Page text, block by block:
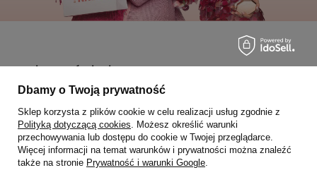
Moje zamówienia
Status zamówienia
Śledzenie przesyłki
Chcę zareklamować produkt
Chcę zwrócić produkt
Dbamy o Twoją prywatność
Sklep korzysta z plików cookie w celu realizacji usług zgodnie z
Polityką dotyczącą cookies. Możesz określić warunki
przechowywania lub dostępu do cookie w Twojej przeglądarce.
Więcej informacji na temat warunków i prywatności można znaleźć
także na stronie Prywatność i warunki Google.